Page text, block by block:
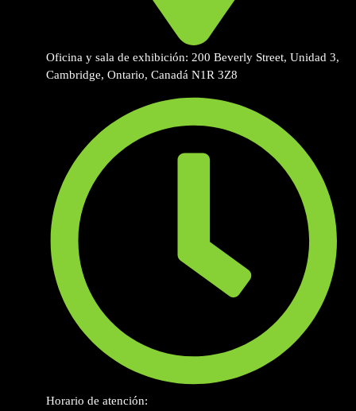
Oficina y sala de exhibición: 200 Beverly Street, Unidad 3,
Cambridge, Ontario, Canadá N1R 3Z8
Horario de atención: